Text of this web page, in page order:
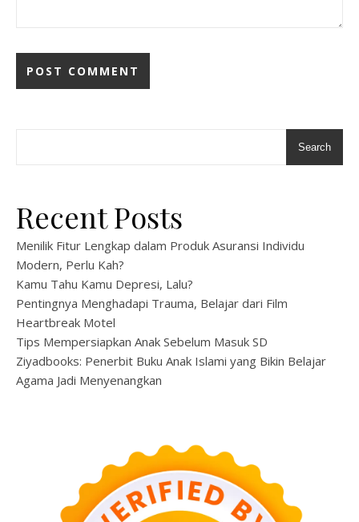
Search
Recent Posts
Menilik Fitur Lengkap dalam Produk Asuransi Individu
Modern, Perlu Kah?
Kamu Tahu Kamu Depresi, Lalu?
Pentingnya Menghadapi Trauma, Belajar dari Film
Heartbreak Motel
Tips Mempersiapkan Anak Sebelum Masuk SD
Ziyadbooks: Penerbit Buku Anak Islami yang Bikin Belajar
Agama Jadi Menyenangkan